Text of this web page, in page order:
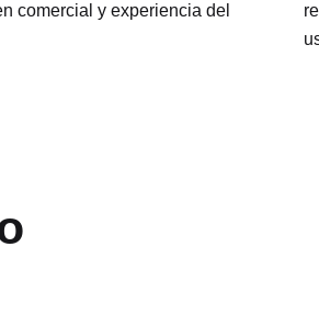
comercial y experiencia del